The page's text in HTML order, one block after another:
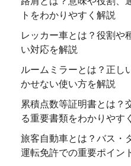
トをわかりやすく解説
レッカー車とは？役割や
い対応を解説
ルームミラーとは？正し
かせない使い方を解説
累積点数等証明書とは？
る重要書類をわかりやす
旅客自動車とは？バス・
運転免許での重要ポイン